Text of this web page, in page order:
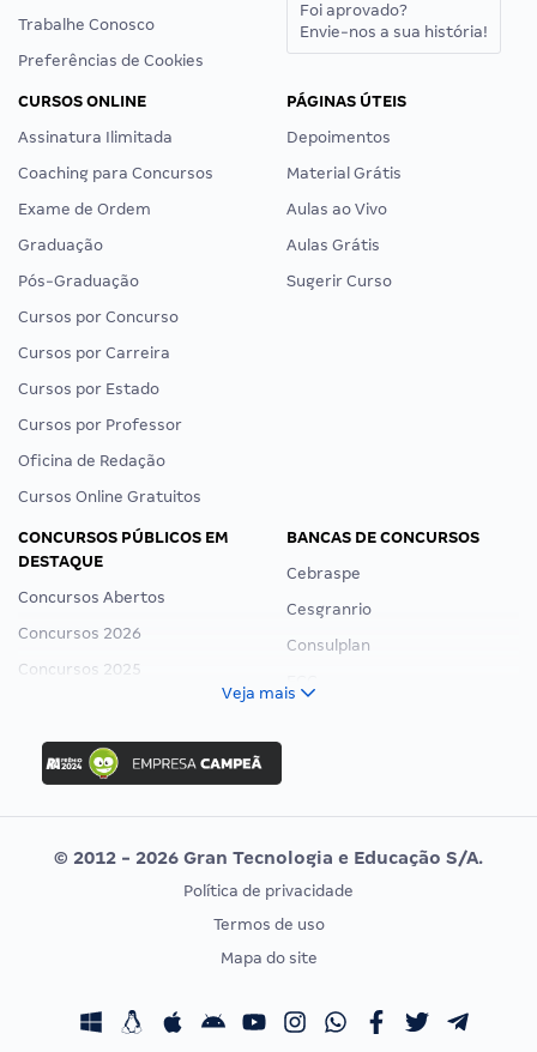
Trabalhe Conosco
Preferências de Cookies
Foi aprovado?
Envie-nos a sua história!
CURSOS ONLINE
Assinatura Ilimitada
Coaching para Concursos
Exame de Ordem
Graduação
Pós-Graduação
Cursos por Concurso
Cursos por Carreira
Cursos por Estado
Cursos por Professor
Oficina de Redação
Cursos Online Gratuitos
PÁGINAS ÚTEIS
Depoimentos
Material Grátis
Aulas ao Vivo
Aulas Grátis
Sugerir Curso
CONCURSOS PÚBLICOS EM
DESTAQUE
Concursos Abertos
Concursos 2026
Concursos 2025
Concurso Ibama
Concurso MPU
Editais publicados
BANCAS DE CONCURSOS
Cebraspe
Cesgranrio
Consulplan
Vunesp
CONCURSOS POR PROFISSÃO
Concursos Fiscais
EXAME DE ORDEM
Calendário OAB
Veja mais
© 2012 - 2026 Gran Tecnologia e Educação S/A.
Política de privacidade
Termos de uso
Mapa do site